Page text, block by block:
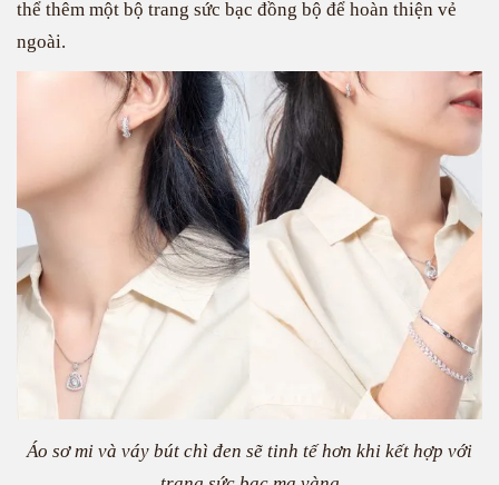
thể thêm một bộ trang sức bạc đồng bộ để hoàn thiện vẻ
ngoài.
Áo sơ mi và váy bút chì đen sẽ tinh tế hơn khi kết hợp với